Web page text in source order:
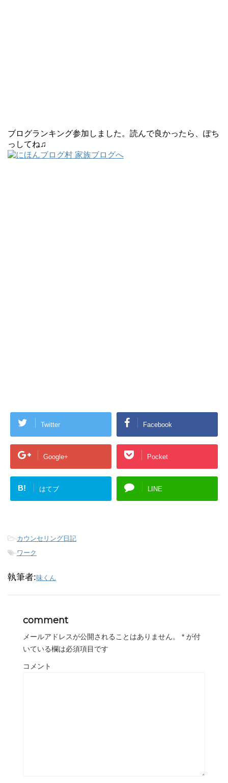
ブログランキング参加しました。読んで良かったら、ぽち
っしてね♫
Twitter Facebook
Google+ Pocket
B! はてブ LINE
-カウンセリング日記
-ワーク
執筆者:味くん
comment
メールアドレスが公開されることはありません。 * が付
いている欄は必須項目です
コメント